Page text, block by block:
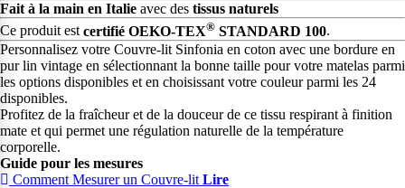
Fait à la main en Italie avec des tissus naturels
Ce produit estcertifié OEKO-TEX® STANDARD 100.
Personnalisez votre Couvre-lit Sinfonia en coton avec une bordure en
pur lin vintage en sélectionnant la bonne taille pour votre matelas parmi
les options disponibles et en choisissant votre couleur parmi les 24
disponibles.
Profitez de la fraîcheur et de la douceur de ce tissu respirant à finition
mate et qui permet une régulation naturelle de la température
corporelle.
Guide pour les mesures
Comment Mesurer un Couvre-lit Lire